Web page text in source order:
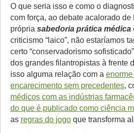
O que seria isso e como o
com força, ao debate acalorado de
própria sabedoria prática médica
criticismo “laico”, não estaríamos
certo “conservadorismo
dos grandes filantropistas à frente
isso alguma relação com a
encarecimento sem precedentes,
médicos com as indústrias
do que é publicado como ciência
as regras do jogo que transforma